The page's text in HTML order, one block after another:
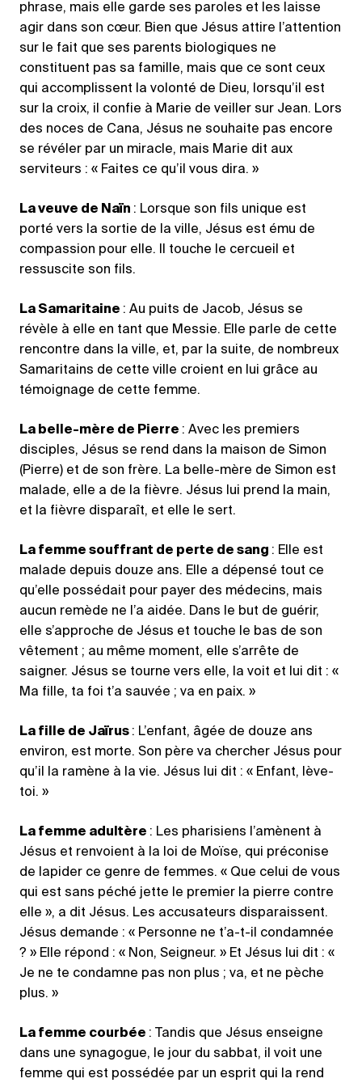
phrase, mais elle garde ses paroles et les laisse
agir dans son cœur. Bien que Jésus attire l’attention
sur le fait que ses parents biologiques ne
constituent pas sa famille, mais que ce sont ceux
qui accomplissent la volonté de Dieu, lorsqu’il est
sur la croix, il confie à Marie de veiller sur Jean. Lors
des noces de Cana, Jésus ne souhaite pas encore
se révéler par un miracle, mais Marie dit aux
serviteurs : « Faites ce qu’il vous dira. »
La veuve de Naïn : Lorsque son fils unique est
porté vers la sortie de la ville, Jésus est ému de
compassion pour elle. Il touche le cercueil et
ressuscite son fils.
La Samaritaine : Au puits de Jacob, Jésus se
révèle à elle en tant que Messie. Elle parle de cette
rencontre dans la ville, et, par la suite, de nombreux
Samaritains de cette ville croient en lui grâce au
témoignage de cette femme.
La belle-mère de Pierre : Avec les premiers
disciples, Jésus se rend dans la maison de Simon
(Pierre) et de son frère. La belle-mère de Simon est
malade, elle a de la fièvre. Jésus lui prend la main,
et la fièvre disparaît, et elle le sert.
La femme souffrant de perte de sang : Elle est
malade depuis douze ans. Elle a dépensé tout ce
qu’elle possédait pour payer des médecins, mais
aucun remède ne l’a aidée. Dans le but de guérir,
elle s’approche de Jésus et touche le bas de son
vêtement ; au même moment, elle s’arrête de
saigner. Jésus se tourne vers elle, la voit et lui dit : «
Ma fille, ta foi t’a sauvée ; va en paix. »
La fille de Jaïrus : L’enfant, âgée de douze ans
environ, est morte. Son père va chercher Jésus pour
qu’il la ramène à la vie. Jésus lui dit : « Enfant, lève-
toi. »
La femme adultère : Les pharisiens l’amènent à
Jésus et renvoient à la loi de Moïse, qui préconise
de lapider ce genre de femmes. « Que celui de vous
qui est sans péché jette le premier la pierre contre
elle », a dit Jésus. Les accusateurs disparaissent.
Jésus demande : « Personne ne t’a-t-il condamnée
? » Elle répond : « Non, Seigneur. » Et Jésus lui dit : «
Je ne te condamne pas non plus ; va, et ne pèche
plus. »
La femme courbée : Tandis que Jésus enseigne
dans une synagogue, le jour du sabbat, il voit une
femme qui est possédée par un esprit qui la rend